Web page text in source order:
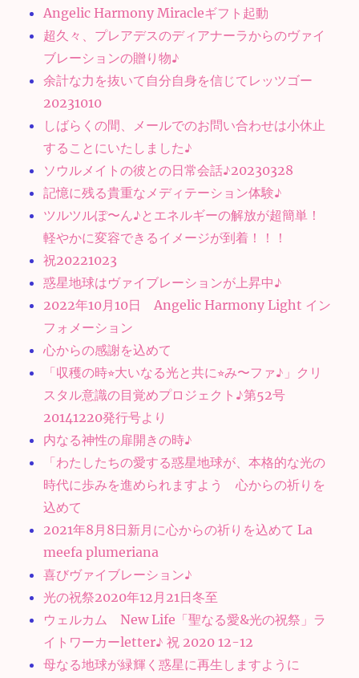
Angelic Harmony Miracleギフト起動
超久々、プレアデスのディアナーラからのヴァイ
ブレーションの贈り物♪
余計な力を抜いて自分自身を信じてレッツゴー
20231010
しばらくの間、メールでのお問い合わせは小休止
することにいたしました♪
ソウルメイトの彼との日常会話♪20230328
記憶に残る貴重なメディテーション体験♪
ツルツルぽ〜ん♪とエネルギーの解放が超簡単！
軽やかに変容できるイメージが到着！！！
祝20221023
惑星地球はヴァイブレーションが上昇中♪
2022年10月10日 Angelic Harmony Light イン
フォメーション
心からの感謝を込めて
「収穫の時⭐︎大いなる光と共に⭐︎み〜ファ♪」クリ
スタル意識の目覚めプロジェクト♪第52号
20141220発行号より
内なる神性の扉開きの時♪
「わたしたちの愛する惑星地球が、本格的な光の
時代に歩みを進められますよう 心からの祈りを
込めて
2021年8月8日新月に心からの祈りを込めて La
meefa plumeriana
喜びヴァイブレーション♪
光の祝祭2020年12月21日冬至
ウェルカム New Life「聖なる愛&光の祝祭」ラ
イトワーカーletter♪ 祝 2020 12-12
母なる地球が緑輝く惑星に再生しますように